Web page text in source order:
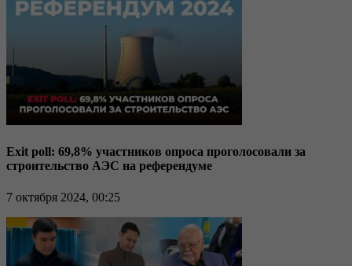
Exit poll: 69,8% участников опроса проголосовали за
строительство АЭС на референдуме
7 октября 2024, 00:25